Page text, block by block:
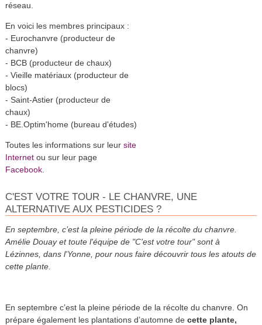
réseau.
En voici les membres principaux :
- Eurochanvre (producteur de
chanvre)
- BCB (producteur de chaux)
- Vieille matériaux (producteur de
blocs)
- Saint-Astier (producteur de
chaux)
- BE.Optim'home (bureau d'études)
Toutes les informations sur leur site
Internetou sur leur page
Facebook.
C'EST VOTRE TOUR - LE CHANVRE, UNE
ALTERNATIVE AUX PESTICIDES ?
En septembre, c’est la pleine période de la récolte du chanvre.
Amélie Douay et toute l'équipe de "C'est votre tour" sont à
Lézinnes, dans l'Yonne, pour nous faire découvrir tous les atouts de
cette plante.
En septembre c’est la pleine période de la récolte du chanvre. On
prépare également les plantations d’automne de cette plante,